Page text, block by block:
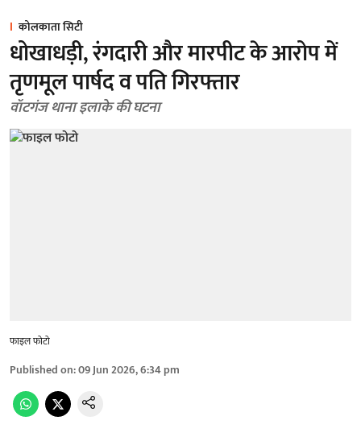
कोलकाता सिटी
धोखाधड़ी, रंगदारी और मारपीट के आरोप में
तृणमूल पार्षद व पति गिरफ्तार
वॉटगंज थाना इलाके की घटना
फाइल फोटो
Published on:09 Jun 2026, 6:34 pm